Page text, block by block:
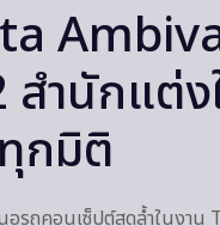
สำนักแต่
กมิติ
อรถคอนเซ็ปต์สุดล้ำในงา